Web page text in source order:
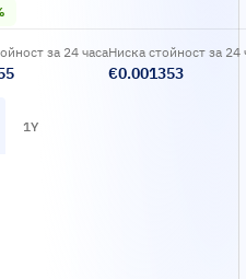
за 24 часаНиска стойност за 24
€0.001353
1Y